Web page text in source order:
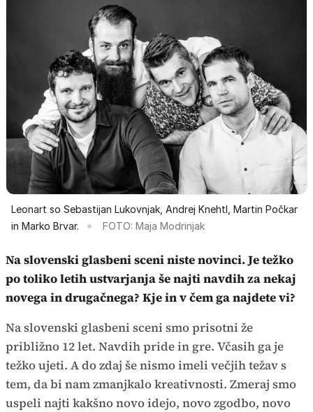
Leonart so Sebastijan Lukovnjak, Andrej Knehtl, Martin Počkar
in Marko Brvar.
FOTO: Maja Modrinjak
Na slovenski glasbeni sceni niste novinci. Je težko
po toliko letih ustvarjanja še najti navdih za nekaj
novega in drugačnega? Kje in v čem ga najdete vi?
Na slovenski glasbeni sceni smo prisotni že
približno 12 let. Navdih pride in gre. Včasih ga je
težko ujeti. A do zdaj še nismo imeli večjih težav s
tem, da bi nam zmanjkalo kreativnosti. Zmeraj smo
uspeli najti kakšno novo idejo, novo zgodbo, novo